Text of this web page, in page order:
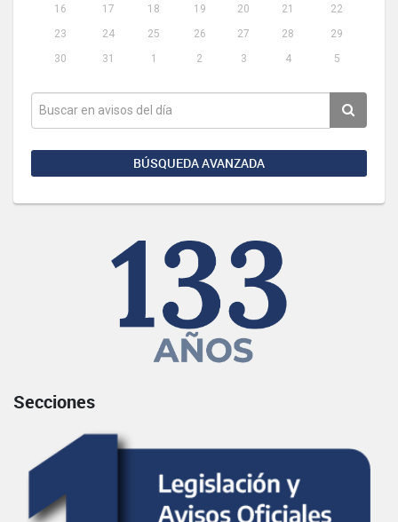
16
17 18 19 20 21
22
23
24 25 26 27 28
29
30
31 1 2 3 4 5
BÚSQUEDA AVANZADA
Secciones